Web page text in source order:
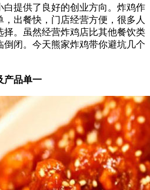
白提供了良好的创业方向。炸鸡作
出餐快，门店经营方便，很多人
。虽然经营炸鸡店比其他餐饮类
闭。今天熊家炸鸡带你避坑几个
产品单一